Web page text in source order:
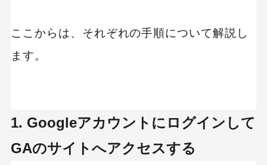
ここからは、それぞれの手順について解説し
ます。
1. Googleアカウントにログインして
GAのサイトへアクセスする